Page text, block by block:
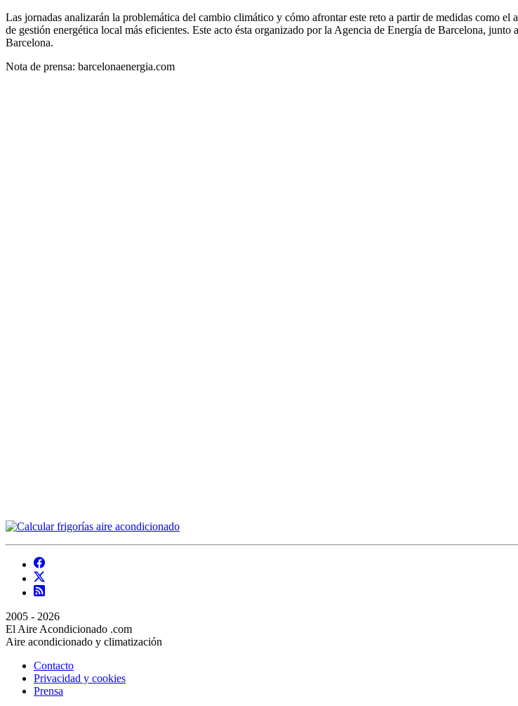
Las jornadas analizarán la problemática del cambio climático y cómo afrontar este reto a partir de medidas como
de gestión energética local más eficientes. Este acto ésta organizado por la Agencia de Energía de Barcelona,
Barcelona.
Nota de prensa: barcelonaenergia.com
2005 - 2026
El Aire Acondicionado .com
Aire acondicionado y climatización
Contacto
Privacidad y cookies
Prensa